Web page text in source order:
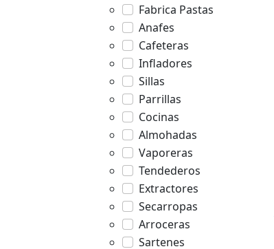
Fabrica Pastas
Anafes
Cafeteras
Infladores
Sillas
Parrillas
Cocinas
Almohadas
Vaporeras
Tendederos
Extractores
Secarropas
Arroceras
Sartenes